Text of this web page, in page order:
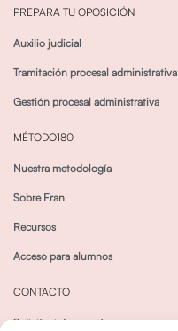
PREPARA TU OPOSICIÓN
Auxilio judicial
Tramitación procesal administrativa
Gestión procesal administrativa
MÉTODO180
Nuestra metodología
Sobre Fran
Recursos
Acceso para alumnos
CONTACTO
Solicitar información